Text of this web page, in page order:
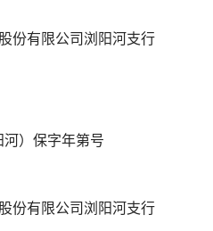
份有限公司浏阳河支行
）保字年第号
份有限公司浏阳河支行